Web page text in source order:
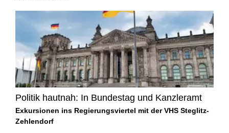
Politik hautnah: In Bundestag und Kanzleramt
Exkursionen ins Regierungsviertel mit der VHS Steglitz-
Zehlendorf